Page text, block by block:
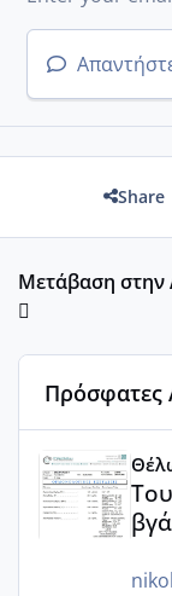
Share
Μετάβαση στην
Πρόσφατες